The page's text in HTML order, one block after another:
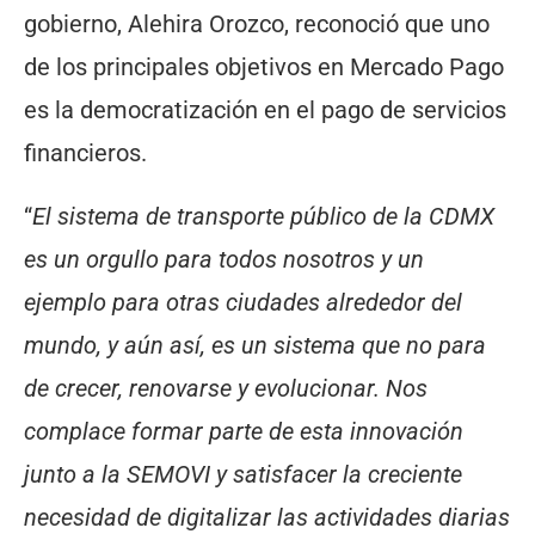
gobierno, Alehira Orozco, reconoció que uno
de los principales objetivos en Mercado Pago
es la democratización en el pago de servicios
financieros.
“El sistema de transporte público de la CDMX
es un orgullo para todos nosotros y un
ejemplo para otras ciudades alrededor del
mundo, y aún así, es un sistema que no para
de crecer, renovarse y evolucionar. Nos
complace formar parte de esta innovación
junto a la SEMOVI y satisfacer la creciente
necesidad de digitalizar las actividades diarias